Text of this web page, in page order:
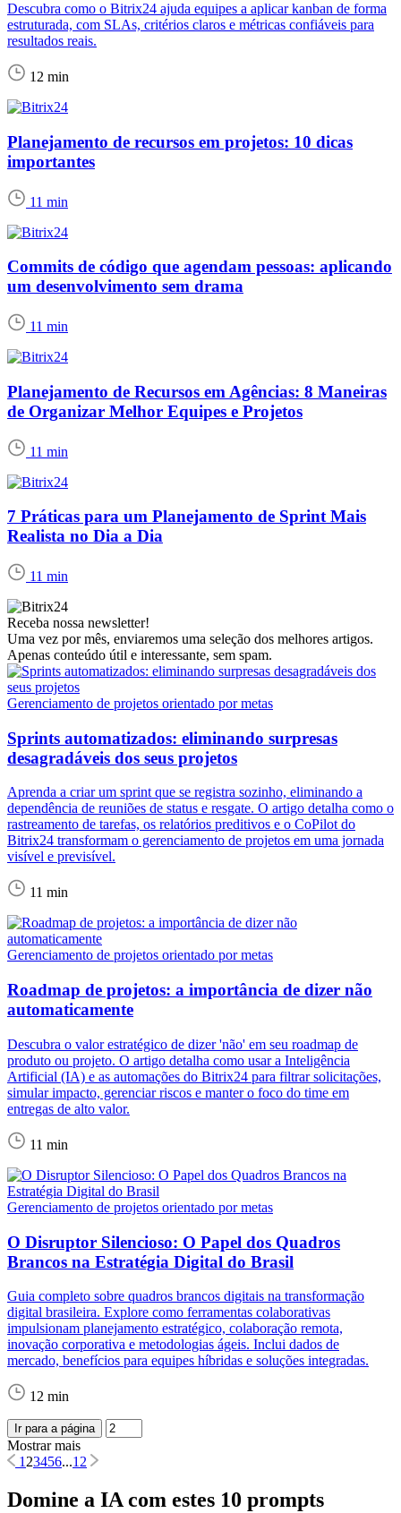
Descubra como o Bitrix24 ajuda equipes a aplicar kanban de forma
estruturada, com SLAs, critérios claros e métricas confiáveis para
resultados reais.
12 min
Planejamento de recursos em projetos: 10 dicas
importantes
11 min
Commits de código que agendam pessoas: aplicando
um desenvolvimento sem drama
11 min
Planejamento de Recursos em Agências: 8 Maneiras
de Organizar Melhor Equipes e Projetos
11 min
7 Práticas para um Planejamento de Sprint Mais
Realista no Dia a Dia
11 min
Receba nossa newsletter!
Uma vez por mês, enviaremos uma seleção dos melhores artigos.
Apenas conteúdo útil e interessante, sem spam.
Gerenciamento de projetos orientado por metas
Sprints automatizados: eliminando surpresas
desagradáveis dos seus projetos
Aprenda a criar um sprint que se registra sozinho, eliminando a
dependência de reuniões de status e resgate. O artigo detalha como o
rastreamento de tarefas, os relatórios preditivos e o CoPilot do
Bitrix24 transformam o gerenciamento de projetos em uma jornada
visível e previsível.
11 min
Gerenciamento de projetos orientado por metas
Roadmap de projetos: a importância de dizer não
automaticamente
Descubra o valor estratégico de dizer 'não' em seu roadmap de
produto ou projeto. O artigo detalha como usar a Inteligência
Artificial (IA) e as automações do Bitrix24 para filtrar solicitações,
simular impacto, gerenciar riscos e manter o foco do time em
entregas de alto valor.
11 min
Gerenciamento de projetos orientado por metas
O Disruptor Silencioso: O Papel dos Quadros
Brancos na Estratégia Digital do Brasil
Guia completo sobre quadros brancos digitais na transformação
digital brasileira. Explore como ferramentas colaborativas
impulsionam planejamento estratégico, colaboração remota,
inovação corporativa e metodologias ágeis. Inclui dados de
mercado, benefícios para equipes híbridas e soluções integradas.
12 min
Ir para a página
Mostrar mais
1 23456...12
Domine a IA com estes 10 prompts